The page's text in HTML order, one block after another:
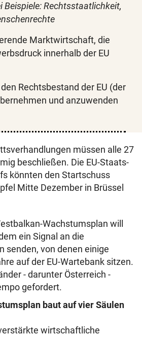
Beispiele: Rechtsstaatlichkeit,
Marktwirtschaft, die
innerhalb der EU
Rechtsbestand der EU (der
und anzuwenden
müssen alle 27
beschließen. Die EU-Staats-
könnten den Startschuss
Mitte Dezember in Brüssel
Wachstumsplan will
ein Signal an die
senden, von denen einige
auf der EU-Wartebank sitzen.
- darunter Österreich -
gefordert.
baut auf vier Säulen
wirtschaftliche